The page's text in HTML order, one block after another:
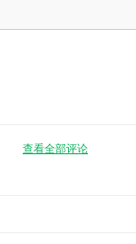
查看全部评论